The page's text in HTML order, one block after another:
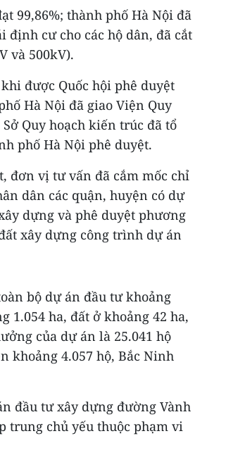
99,86%; thành phố Hà Nội đã
cư cho các hộ dân, đã cắt
và 500kV).
được Quốc hội phê duyệt
Hà Nội đã giao Viện Quy
Quy hoạch kiến trúc đã tổ
phố Hà Nội phê duyệt.
đơn vị tư vấn đã cắm mốc chỉ
dân các quận, huyện có dự
dựng và phê duyệt phương
xây dựng công trình dự án
bộ dự án đầu tư khoảng
1.054 ha, đất ở khoảng 42 ha,
của dự án là 25.041 hộ
khoảng 4.057 hộ, Bắc Ninh
đầu tư xây dựng đường Vành
trung chủ yếu thuộc phạm vi